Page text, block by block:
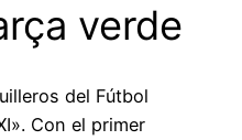
verde
del Fútbol
Con el primer